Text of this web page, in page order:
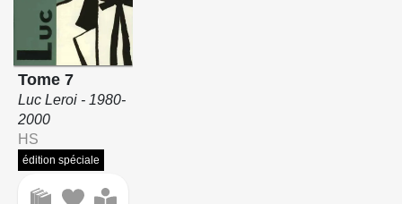
Tome 7
Luc Leroi - 1980-
2000
HS
édition spéciale